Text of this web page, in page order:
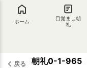
ホーム
目覚まし朝
礼
戻る